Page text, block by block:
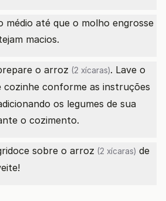
médio até que o molho engrosse
macios.
o arroz (2 xícaras). Lave o
cozinhe conforme as instruções
os legumes de sua
o cozimento.
sobre o arroz (2 xícaras) de